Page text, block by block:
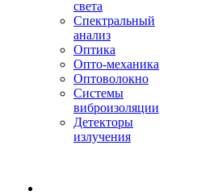
света
Спектральный
анализ
Оптика
Опто-механика
Оптоволокно
Системы
виброизоляции
Детекторы
излучения